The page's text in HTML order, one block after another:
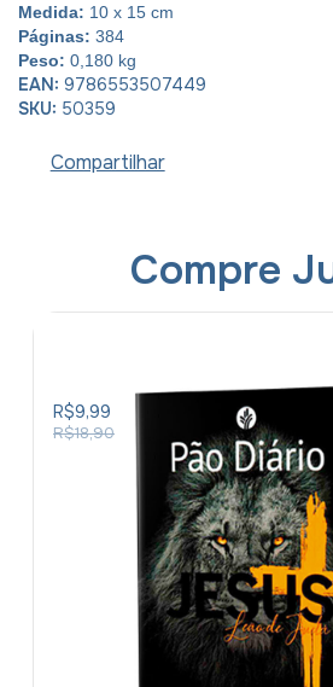
Medida: 10 x 15 cm
Páginas: 384
Peso: 0,180 kg
EAN: 9786553507449
SKU: 50359
Compartilhar
Compre
Pão
Diário
Vol.
R$18,90
R$9,99